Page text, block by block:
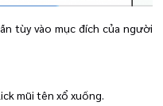
tùy vào mục đích của người
mũi tên xổ xuống.